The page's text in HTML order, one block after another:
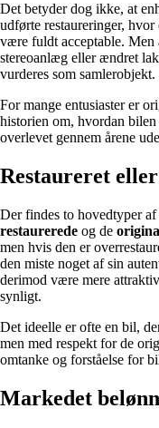
Det betyder dog ikke, at
udførte restaureringer,
være fuldt acceptable.
stereoanlæg eller ændret
vurderes som samlerobjekt.
For mange entusiaster er
historien om, hvordan
overlevet gennem årene
Restaureret
Der findes to hovedtyper
restaurerede og de
men hvis den er
den miste noget af sin
derimod være mere
synligt.
Det ideelle er ofte en bil,
men med respekt for de
omtanke og forståelse for
Markedet